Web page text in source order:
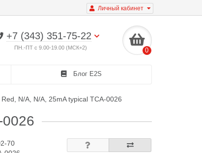
Личный кабинет
+7 (343) 351-75-22
ПН.-ПТ с 9.00-19.00 (МСК+2) 0
Блог E2S
N/A, N/A, 25mA typical TCA-0026
70